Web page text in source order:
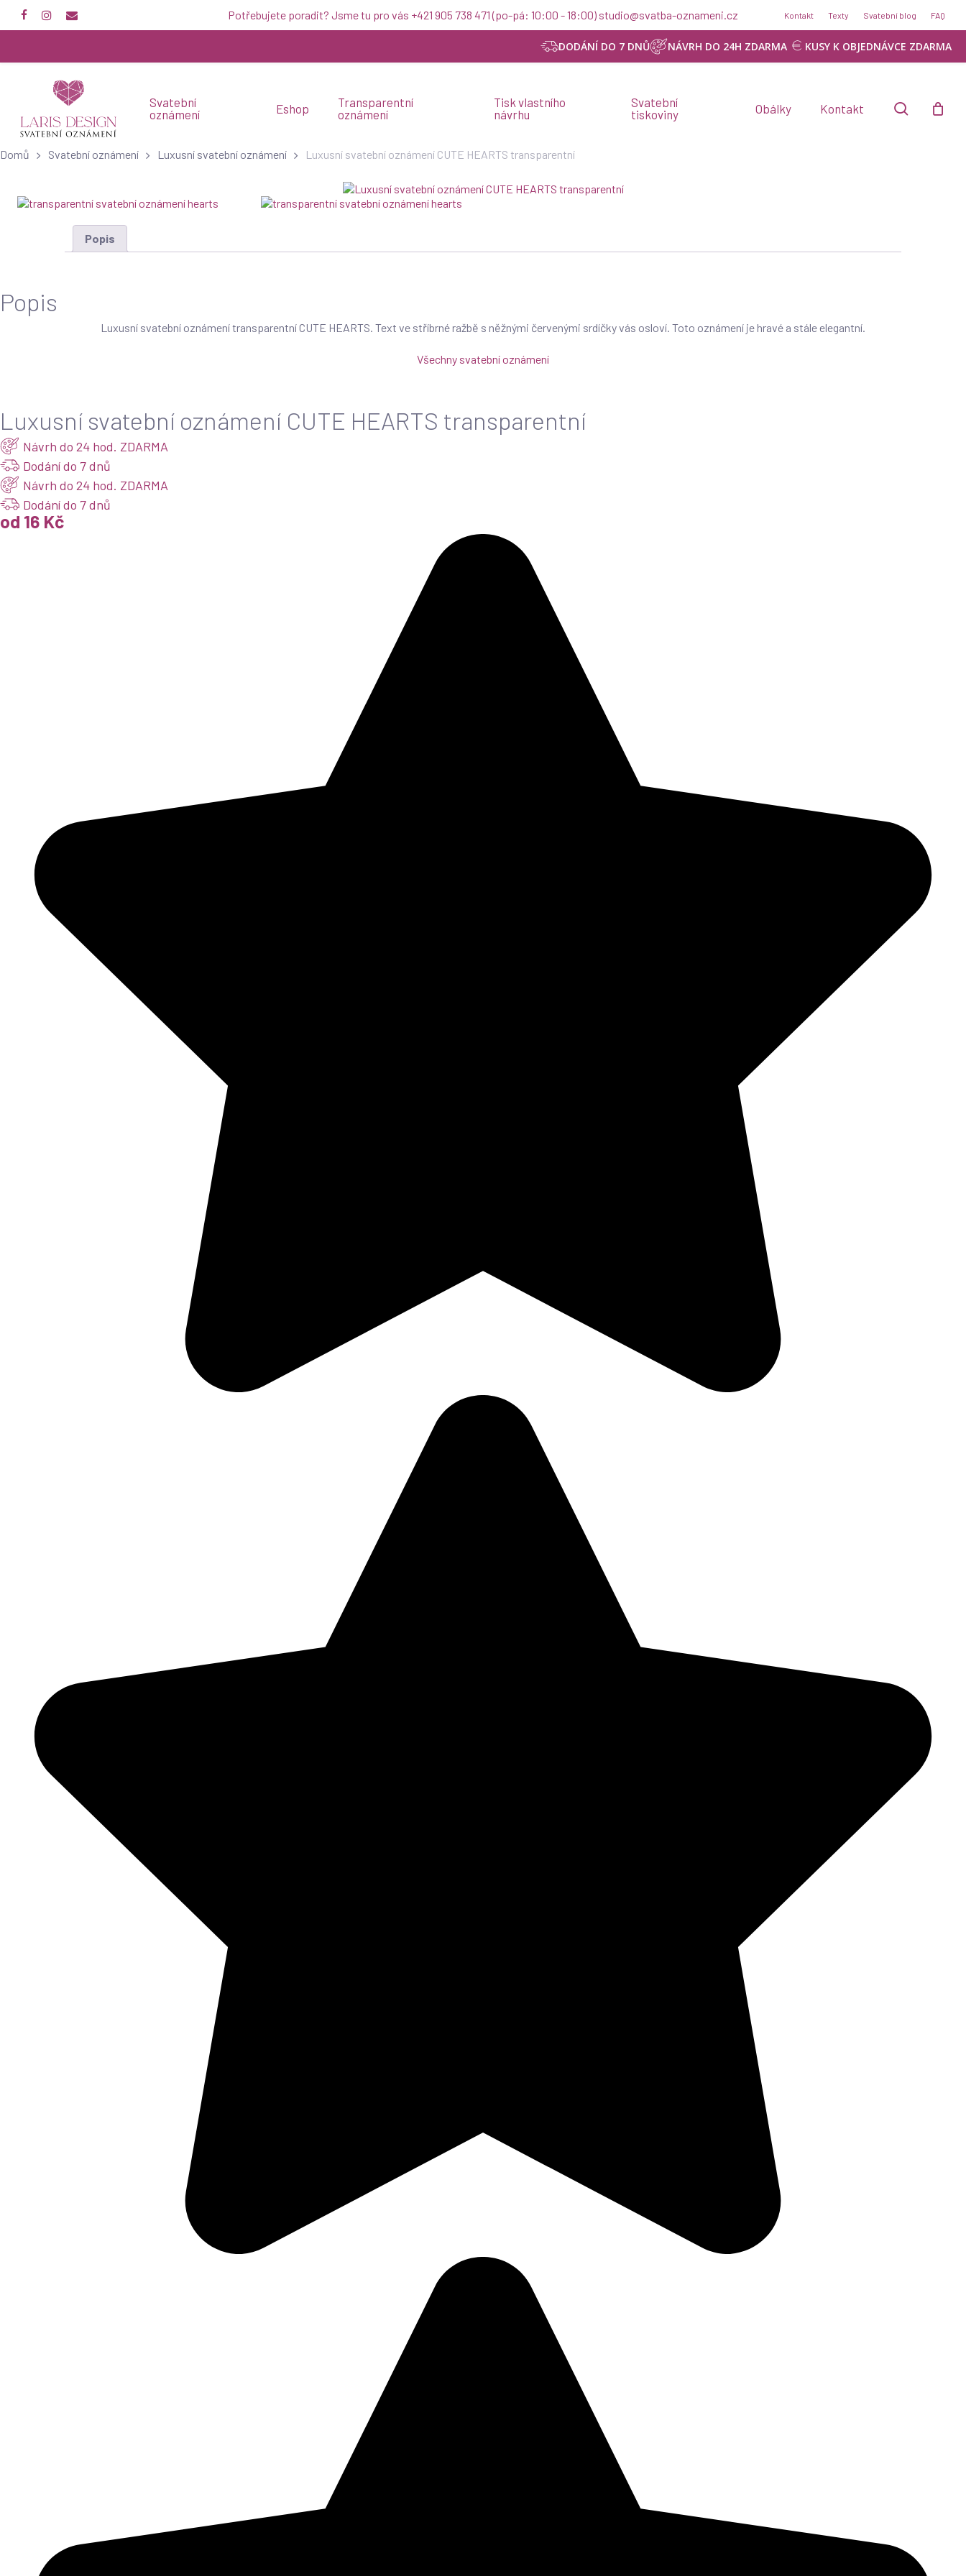
main
facebookinstagram
email Potřebujete poradit? Jsme tu pro vás +421 905 738 471 (po-pá: 10:00 - 18:00) studio@svatba-oznameni.cz Kontakt Texty Svatební blog FAQ
DODÁNÍ DO 7 DNŮ NÁVRH DO 24H ZDARMA KUSY K OBJEDNÁVCE ZDARMA
Svatební
oznámení
Eshop
Transparentní
oznámení
Tisk vlastního
návrhu
Svatební
tiskoviny
Obálky Kontakt search
Domů Svatební oznámení Luxusní svatební oznámení Luxusní svatební oznámení CUTE HEARTS transparentní
Popis
Popis
Luxusní svatební oznámení transparentní CUTE HEARTS. Text ve stříbrné ražbě s něžnými červenými srdíčky vás osloví. Toto oznámení je hravé a stále elegantní.
Všechny svatební oznámení
Luxusní svatební oznámení CUTE HEARTS transparentní
Návrh do 24 hod. ZDARMA
Dodání do 7 dnů
Návrh do 24 hod. ZDARMA
Dodání do 7 dnů
od 16 Kč